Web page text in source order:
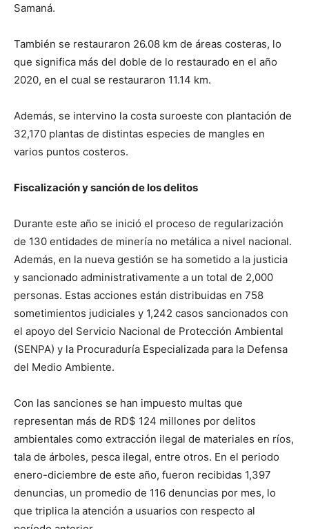
Samaná.
También se restauraron 26.08 km de áreas costeras, lo
que significa más del doble de lo restaurado en el año
2020, en el cual se restauraron 11.14 km.
Además, se intervino la costa suroeste con plantación de
32,170 plantas de distintas especies de mangles en
varios puntos costeros.
Fiscalización y sanción de los delitos
Durante este año se inició el proceso de regularización
de 130 entidades de minería no metálica a nivel nacional.
Además, en la nueva gestión se ha sometido a la justicia
y sancionado administrativamente a un total de 2,000
personas. Estas acciones están distribuidas en 758
sometimientos judiciales y 1,242 casos sancionados con
el apoyo del Servicio Nacional de Protección Ambiental
(SENPA) y la Procuraduría Especializada para la Defensa
del Medio Ambiente.
Con las sanciones se han impuesto multas que
representan más de RD$ 124 millones por delitos
ambientales como extracción ilegal de materiales en ríos,
tala de árboles, pesca ilegal, entre otros. En el periodo
enero-diciembre de este año, fueron recibidas 1,397
denuncias, un promedio de 116 denuncias por mes, lo
que triplica la atención a usuarios con respecto al